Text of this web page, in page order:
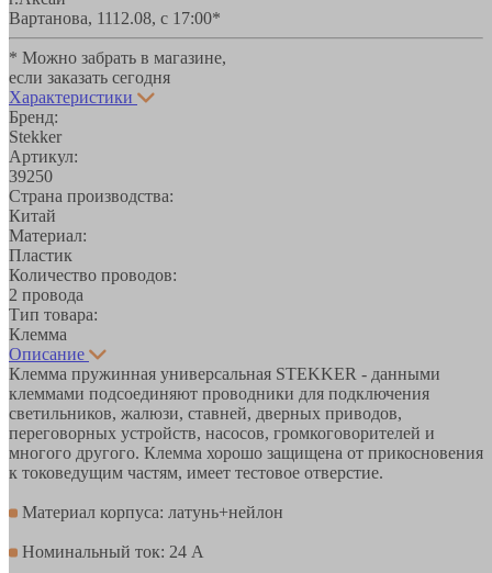
Вартанова, 1112.08, с 17:00*
* Можно забрать в магазине,
если заказать сегодня
Характеристики
Бренд:
Stekker
Артикул:
39250
Страна производства:
Китай
Материал:
Пластик
Количество проводов:
2 провода
Тип товара:
Клемма
Описание
Клемма пружинная универсальная STEKKER - данными
клеммами подсоединяют проводники для подключения
светильников, жалюзи, ставней, дверных приводов,
переговорных устройств, насосов, громкоговорителей и
многого другого. Клемма хорошо защищена от прикосновения
к токоведущим частям, имеет тестовое отверстие.
Материал корпуса: латунь+нейлон
Номинальный ток: 24 А